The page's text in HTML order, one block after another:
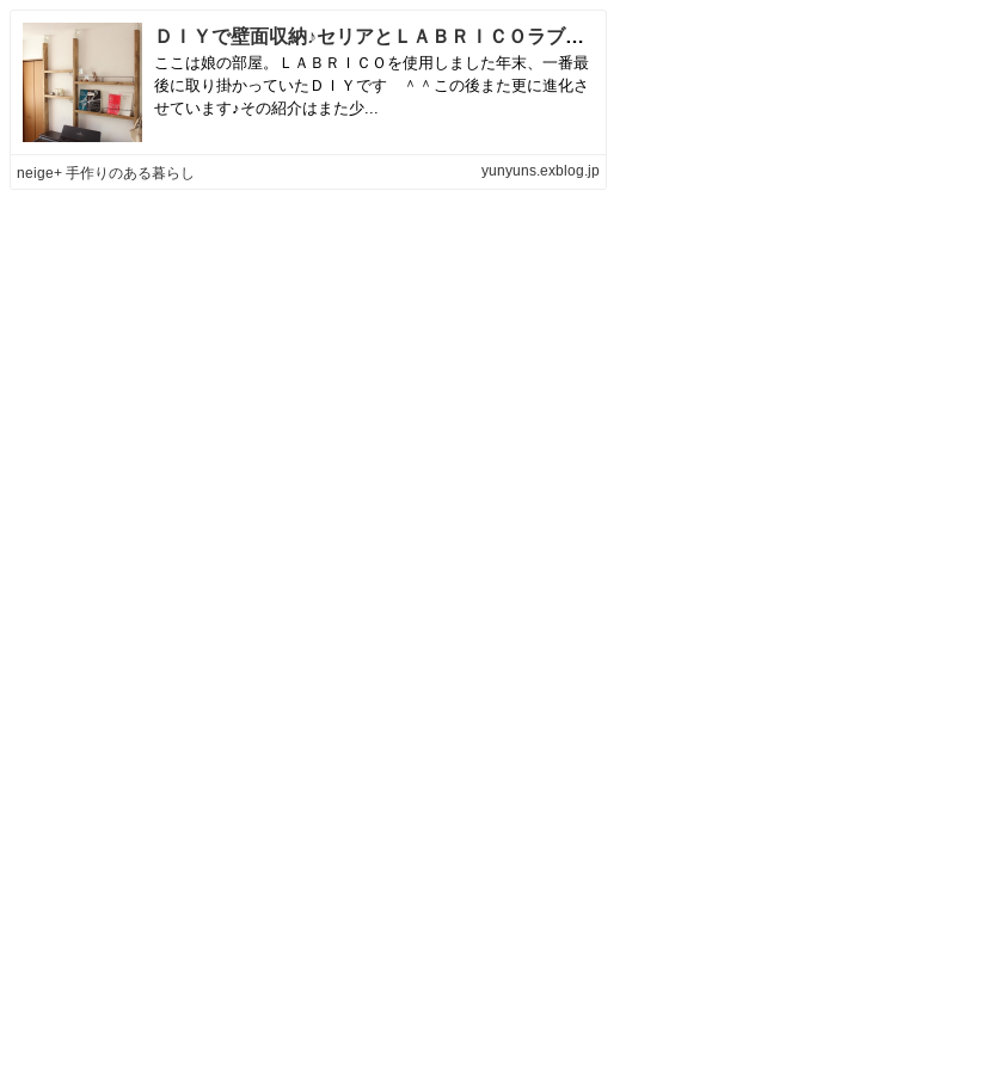
ＤＩＹで壁面収納♪セリアとＬＡＢＲＩＣＯラブリコがとっても便利でお勧め | neige+ 手作りのある暮らし
ここは娘の部屋。ＬＡＢＲＩＣＯを使用しました年末、一番最
後に取り掛かっていたＤＩＹです ＾＾この後また更に進化さ
せています♪その紹介はまた少...
neige+ 手作りのある暮らし yunyuns.exblog.jp